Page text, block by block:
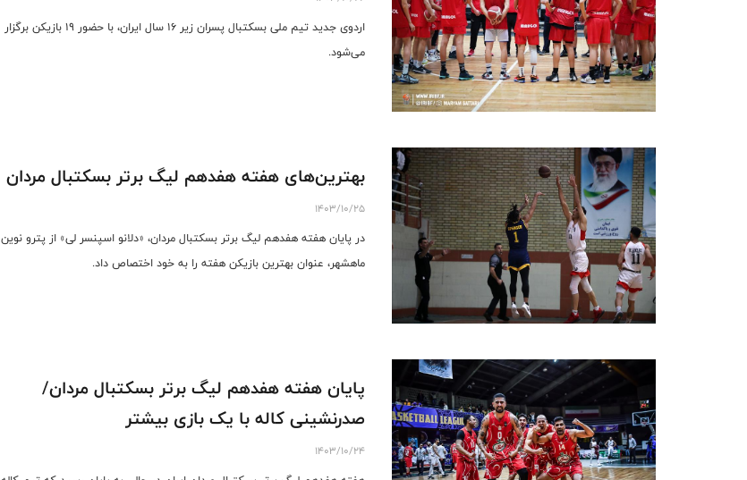
اردوی جدید تیم ملی بسکتبال پسران زیر ۱۶ سال ایران، با حضور ۱۹ بازیکن برگزار
می‌شود.
بهترین‌های هفته هفدهم لیگ برتر بسکتبال مردان
1403/10/25
در پایان هفته هفدهم لیگ برتر بسکتبال مردان، «دلانو اسپنسر لی» از پترو نوین
ماهشهر، عنوان بهترین بازیکن هفته را به خود اختصاص داد.
پایان هفته هفدهم لیگ برتر بسکتبال مردان/
صدرنشینی کاله با یک بازی بیشتر
1403/10/24